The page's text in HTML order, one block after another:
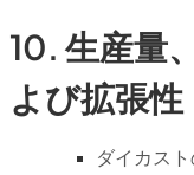
10. 生産量
よび拡張性
ダイカス